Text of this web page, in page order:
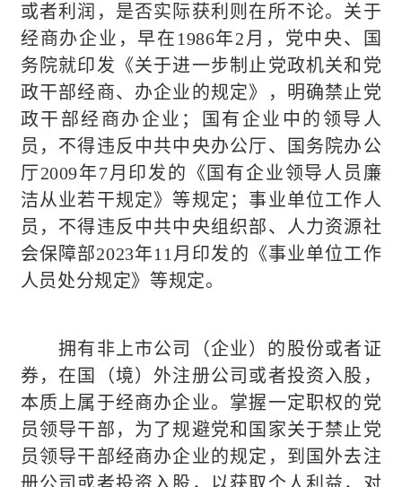
或者利润，是否实际获利则在所不论。关于
经商办企业，早在1986年2月，党中央、国
务院就印发《关于进一步制止党政机关和党
政干部经商、办企业的规定》，明确禁止党
政干部经商办企业；国有企业中的领导人
员，不得违反中共中央办公厅、国务院办公
厅2009年7月印发的《国有企业领导人员廉
洁从业若干规定》等规定；事业单位工作人
员，不得违反中共中央组织部、人力资源社
会保障部2023年11月印发的《事业单位工作
人员处分规定》等规定。
拥有非上市公司（企业）的股份或者证
券，在国（境）外注册公司或者投资入股，
本质上属于经商办企业。掌握一定职权的党
员领导干部，为了规避党和国家关于禁止党
员领导干部经商办企业的规定，到国外去注